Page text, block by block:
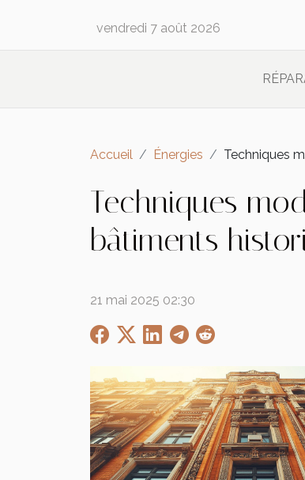
vendredi 7 août 2026
Accueil Énergies Techniques
Techniques
bâtiments
21 mai 2025 02:30